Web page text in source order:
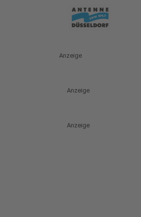
Anzeige
Anzeige
Anzeige